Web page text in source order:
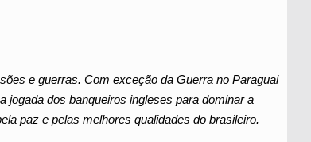
e guerras. Com exceção da Guerra no Paraguai
jogada dos banqueiros ingleses para dominar a
paz e pelas melhores qualidades do brasileiro.